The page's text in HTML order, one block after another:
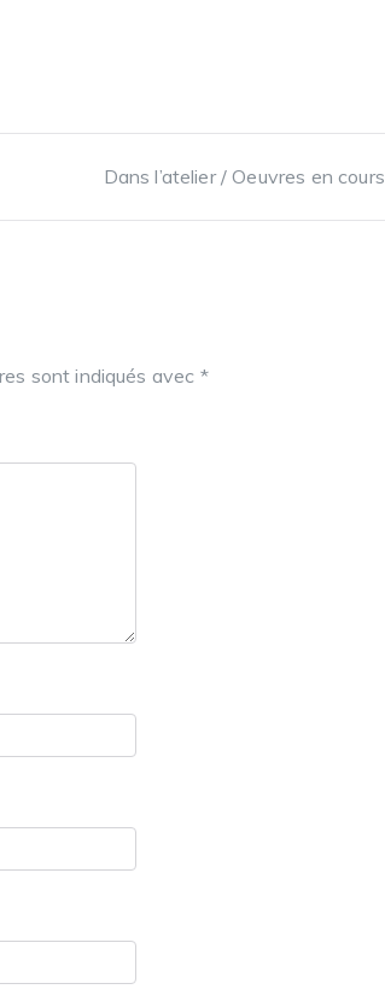
Dans l’atelier / Oeuvres en cours
sont indiqués avec *